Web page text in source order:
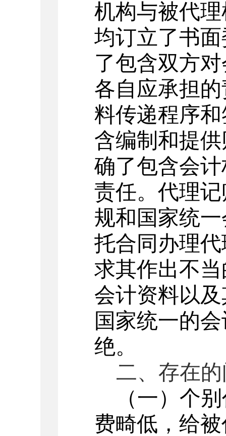
机构与被代
均订立了书
了包含双方
各自应承担
料传递程序
含编制和提
确了包含会
责任。代理
规和国家统
托合同办理
求其作出不
会计资料以
国家统一的
绝。
二、存在
（一）个
费畸低，给